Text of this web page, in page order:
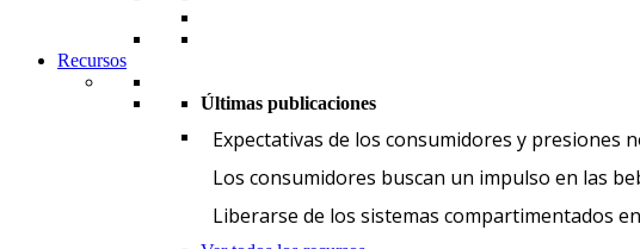
Recursos
Últimas publicaciones
Expectativas de los consumidores y presiones
Los consumidores buscan un impulso en las
Liberarse de los sistemas compartimentados